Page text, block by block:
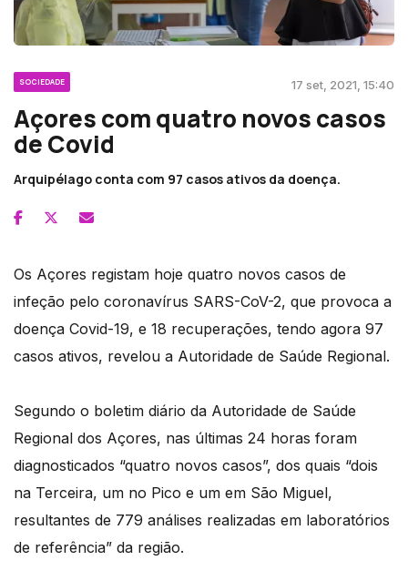
SOCIEDADE 17 set, 2021, 15:40
Açores com quatro novos casos
de Covid
Arquipélago conta com 97 casos ativos da doença.
Os Açores registam hoje quatro novos casos de
infeção pelo coronavírus SARS-CoV-2, que provoca a
doença Covid-19, e 18 recuperações, tendo agora 97
casos ativos, revelou a Autoridade de Saúde Regional.
Segundo o boletim diário da Autoridade de Saúde
Regional dos Açores, nas últimas 24 horas foram
diagnosticados “quatro novos casos”, dos quais “dois
na Terceira, um no Pico e um em São Miguel,
resultantes de 779 análises realizadas em laboratórios
de referência” da região.